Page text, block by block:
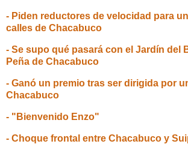
- Piden reductores de velocidad para
calles de Chacabuco
- Se supo qué pasará con el Jardín del
Peña de Chacabuco
- Ganó un premio tras ser dirigida por
Chacabuco
- "Bienvenido Enzo"
- Choque frontal entre Chacabuco y